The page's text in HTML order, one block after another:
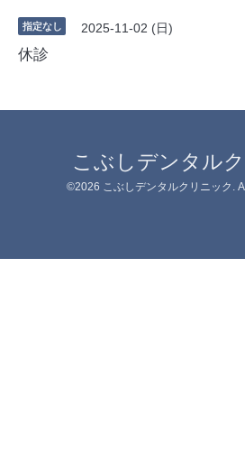
指定なし 2025-11-02 (日)
休診
こぶしデンタル
©2026 こぶしデンタルクリニック .